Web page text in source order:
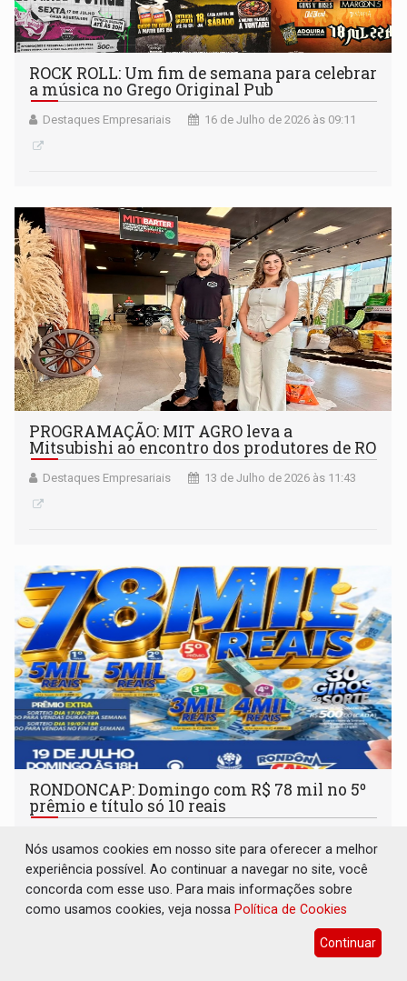
ROCK ROLL: Um fim de semana para celebrar
a música no Grego Original Pub
Destaques Empresariais 16 de Julho de 2026 às 09:11
PROGRAMAÇÃO: MIT AGRO leva a
Mitsubishi ao encontro dos produtores de RO
Destaques Empresariais 13 de Julho de 2026 às 11:43
RONDONCAP: Domingo com R$ 78 mil no 5º
prêmio e título só 10 reais
Nós usamos cookies em nosso site para oferecer a melhor
experiência possível. Ao continuar a navegar no site, você
concorda com esse uso. Para mais informações sobre
como usamos cookies, veja nossa Política de Cookies
Continuar